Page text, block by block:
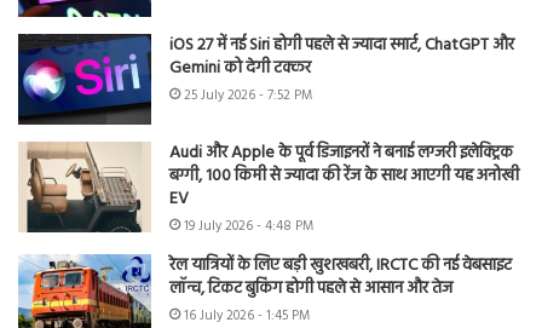
iOS 27 में नई Siri होगी पहले से ज्यादा स्मार्ट, ChatGPT और
Gemini को देगी टक्कर
25 July 2026 - 7:52 PM
Audi और Apple के पूर्व डिजाइनरों ने बनाई लग्जरी इलेक्ट्रिक
बग्गी, 100 किमी से ज्यादा की रेंज के साथ आएगी यह अनोखी
EV
19 July 2026 - 4:48 PM
रेल यात्रियों के लिए बड़ी खुशखबरी, IRCTC की नई वेबसाइट
लॉन्च, टिकट बुकिंग होगी पहले से आसान और तेज
16 July 2026 - 1:45 PM